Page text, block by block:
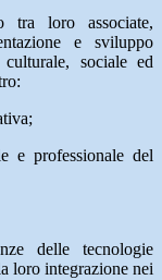
tra loro associate,
e sviluppo
sociale ed
e professionale del
delle tecnologie
loro integrazione nei